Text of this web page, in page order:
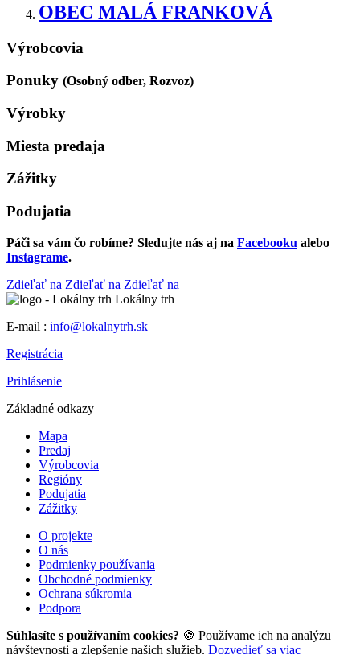
OBEC MALÁ FRANKOVÁ
Výrobcovia
Ponuky (Osobný odber, Rozvoz)
Výrobky
Miesta predaja
Zážitky
Podujatia
Páči sa vám čo robíme? Sledujte nás aj na Facebooku alebo
Instagrame.
Zdieľať na Zdieľať na Zdieľať na
Lokálny trh
E-mail : info@lokalnytrh.sk
Registrácia
Prihlásenie
Základné odkazy
Mapa
Predaj
Výrobcovia
Regióny
Podujatia
Zážitky
O projekte
O nás
Podmienky používania
Obchodné podmienky
Ochrana súkromia
Podpora
Súhlasíte s používaním cookies? 🍪 Používame ich na analýzu
návštevnosti a zlepšenie našich služieb. Dozvedieť sa viac